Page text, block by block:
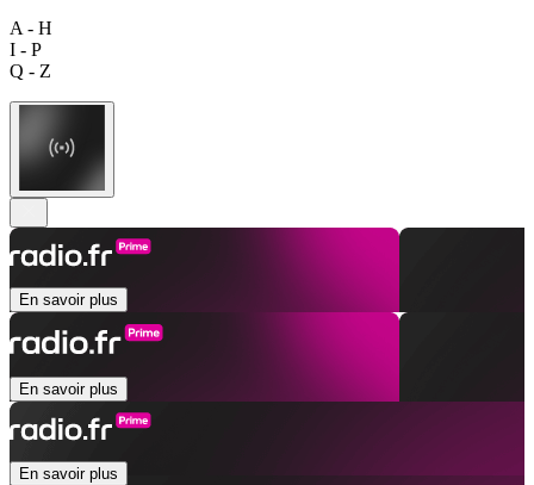
A - H
I - P
Q - Z
En savoir plus
En savoir plus
En savoir plus